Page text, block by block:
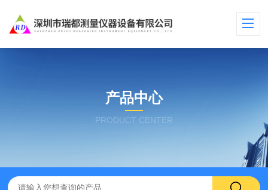
产品中心
PRODUCT CENTER